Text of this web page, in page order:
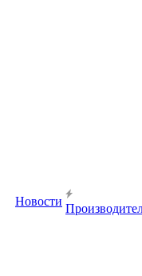
Новости